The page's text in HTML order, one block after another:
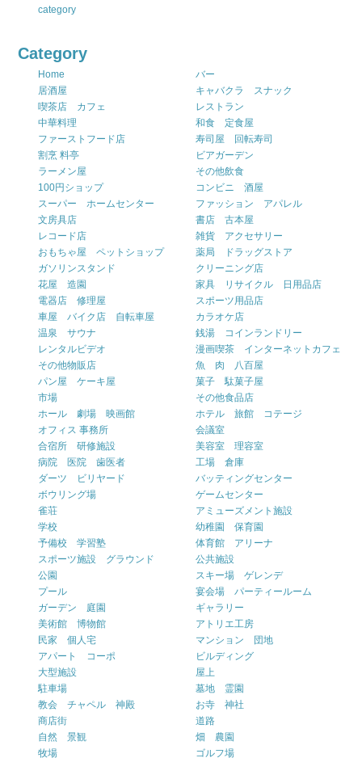
category
Category
Home
バー
居酒屋
キャバクラ スナック
喫茶店 カフェ
レストラン
中華料理
和食 定食屋
ファーストフード店
寿司屋 回転寿司
割烹 料亭
ビアガーデン
ラーメン屋
その他飲食
100円ショップ
コンビニ 酒屋
スーパー ホームセンター
ファッション アパレル
文房具店
書店 古本屋
レコード店
雑貨 アクセサリー
おもちゃ屋 ペットショップ
薬局 ドラッグストア
ガソリンスタンド
クリーニング店
花屋 造園
家具 リサイクル 日用品店
電器店 修理屋
スポーツ用品店
車屋 バイク店 自転車屋
カラオケ店
温泉 サウナ
銭湯 コインランドリー
レンタルビデオ
漫画喫茶 インターネットカフェ
その他物販店
魚 肉 八百屋
パン屋 ケーキ屋
菓子 駄菓子屋
市場
その他食品店
ホール 劇場 映画館
ホテル 旅館 コテージ
オフィス 事務所
会議室
合宿所 研修施設
美容室 理容室
病院 医院 歯医者
工場 倉庫
ダーツ ビリヤード
バッティングセンター
ボウリング場
ゲームセンター
雀荘
アミューズメント施設
学校
幼稚園 保育園
予備校 学習塾
体育館 アリーナ
スポーツ施設 グラウンド
公共施設
公園
スキー場 ゲレンデ
プール
宴会場 パーティールーム
ガーデン 庭園
ギャラリー
美術館 博物館
アトリエ工房
民家 個人宅
マンション 団地
アパート コーポ
ビルディング
大型施設
屋上
駐車場
墓地 霊園
教会 チャペル 神殿
お寺 神社
商店街
道路
自然 景観
畑 農園
牧場
ゴルフ場